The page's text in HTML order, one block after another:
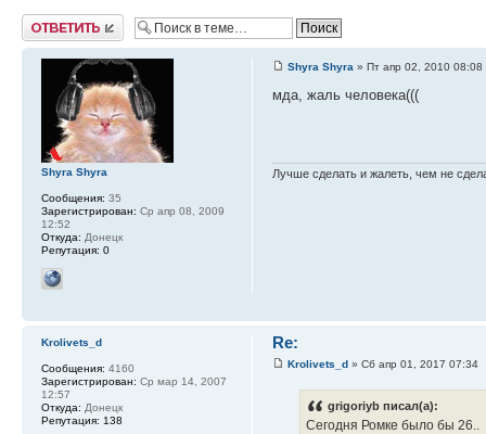
Ответить
Shyra Shyra » Пт апр 02, 2010 08:08
мда, жаль человека(((
Лучше сделать и жалеть, чем не
Shyra Shyra
Сообщения: 35
Зарегистрирован: Ср апр 08, 2009
12:52
Откуда: Донецк
Репутация: 0
Re:
Krolivets_d» Сб апр 01, 2017 07:34
grigoriyb писал(а):
Сегодня Ромке было бы 26..
Krolivets_d
Сообщения: 4160
Зарегистрирован: Ср мар 14, 2007
12:57
Откуда: Донецк
Репутация: 138